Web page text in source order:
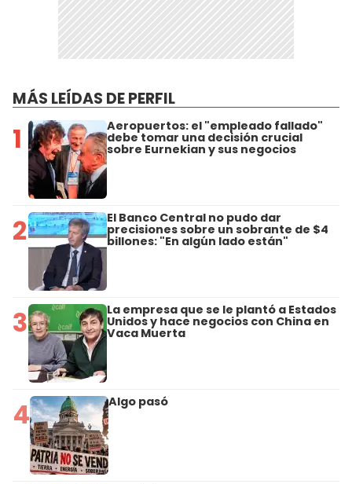
MÁS LEÍDAS DE PERFIL
1 Aeropuertos: el "empleado fallado"
debe tomar una decisión crucial
sobre Eurnekian y sus negocios
2 El Banco Central no pudo dar
precisiones sobre un sobrante de $4
billones: "En algún lado están"
3 La empresa que se le plantó a Estados
Unidos y hace negocios con China en
Vaca Muerta
4 Algo pasó